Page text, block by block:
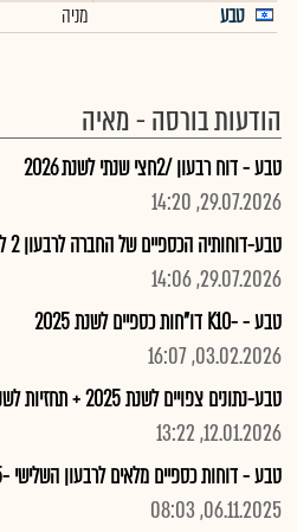
טבע
מניה
הודעות בורסה - מאיה
טבע - דוח רבעון /2חצי שנתי לשנת 2026
29.07.2026, 14:20
טבע-דוחותיה הכספיים של החברה לרבעון 2 לשנת 2026 פורסמו בחו"ל
29.07.2026, 14:06
טבע - -K10 דו"חות כספיים לשנת 2025
03.02.2026, 16:07
טבע-נתונים צפויים לשנת 2025 + תחזיות לשנים הבאות, שיוצגו..
12.01.2026, 13:22
טבע - דוחות כספיים מלאים לרבעון השלישי -2025 FORM Q10
06.11.2025, 08:03